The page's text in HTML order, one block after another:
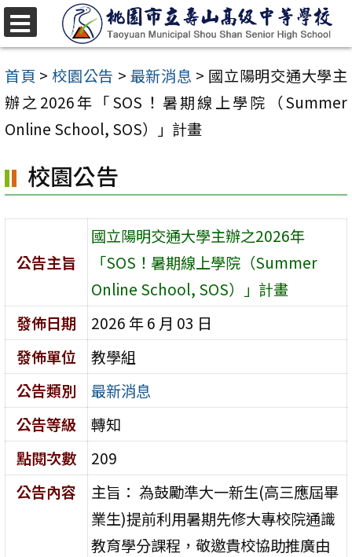
跳
至
主
要
內
區
首頁 > 校園公告 > 最新消息 > 國立陽明交通大學主
辦之2026年「SOS！暑期線上學院（Summer
Online School, SOS）」計畫
校園公告
公告主旨
國立陽明交通大學主辦之2026年
「SOS！暑期線上學院（Summer
Online School, SOS）」計畫
發佈日期
2026 年 6 月 03 日
發佈單位
教學組
公告類別
最新消息
公告等級
轉知
點閱次數
209
公告內容
主旨： 為鼓勵準大一新生(高三應屆畢
業生)提前利用暑期先修大專校院通識
教育學分課程，敬邀貴校協助推廣由
選
單